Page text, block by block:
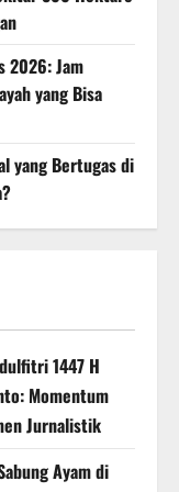
2026: Jam
yang Bisa
yang Bertugas di
1447 H
Momentum
Jurnalistik
Ayam di